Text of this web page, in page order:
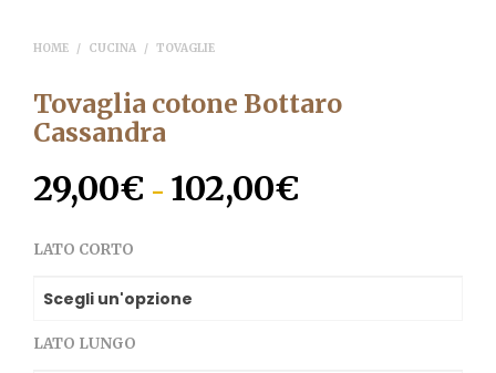
HOME / CUCINA / TOVAGLIE
Tovaglia cotone Bottaro
Cassandra
29,00€ - 102,00€
LATO CORTO
LATO LUNGO